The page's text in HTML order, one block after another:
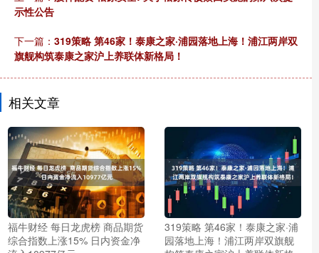
示性公告
下一篇： 319策略 第46家！泰康之家·浦园落地上海！浦江两岸双
旗舰构筑泰康之家沪上养联体新格局！
相关文章
福牛财经 每日龙虎榜 商品期货
综合指数上涨15% 日内资金净
319策略 第46家！泰康之家·浦
园落地上海！浦江两岸双旗舰